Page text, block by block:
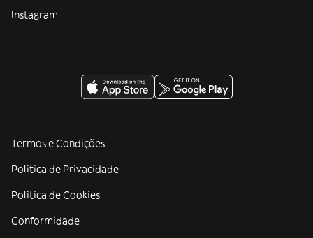
Instagram
Termos e Condições
Política de Privacidade
Política de Cookies
Conformidade